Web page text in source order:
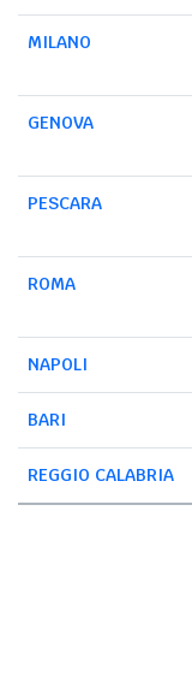
MILANO
GENOVA
PESCARA
ROMA
NAPOLI
BARI
REGGIO CALABRIA